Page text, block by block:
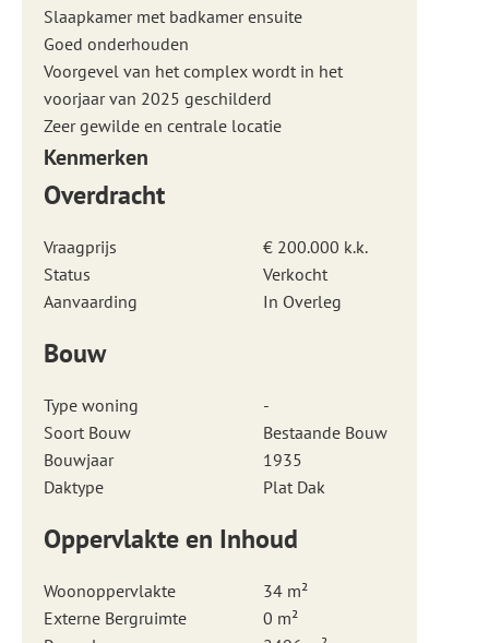
Slaapkamer met badkamer ensuite
Goed onderhouden
Voorgevel van het complex wordt in het
voorjaar van 2025 geschilderd
Zeer gewilde en centrale locatie
Kenmerken
Overdracht
Vraagprijs
€ 200.000 k.k.
Status
Verkocht
Aanvaarding
In Overleg
Bouw
Type woning
-
Soort Bouw
Bestaande Bouw
Bouwjaar
1935
Daktype
Plat Dak
Oppervlakte en Inhoud
Woonoppervlakte
34 m²
Externe Bergruimte
0 m²